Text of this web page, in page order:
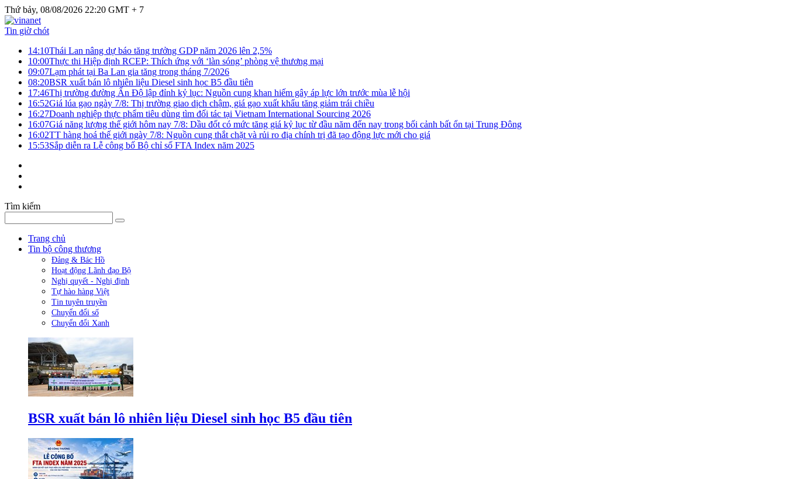
Thứ bảy, 08/08/2026 22:20 GMT + 7
Tin giờ chót
14:10Thái Lan nâng dự báo tăng trưởng GDP năm 2026 lên 2,5%
10:00Thực thi Hiệp định RCEP: Thích ứng với ‘làn sóng’ phòng vệ thương mại
09:07Lạm phát tại Ba Lan gia tăng trong tháng 7/2026
08:20BSR xuất bán lô nhiên liệu Diesel sinh học B5 đầu tiên
17:46Thị trường đường Ấn Độ lập đỉnh kỷ lục: Nguồn cung khan hiếm gây áp lực lớn trước mùa lễ hội
16:52Giá lúa gạo ngày 7/8: Thị trường giao dịch chậm, giá gạo xuất khẩu tăng giảm trái chiều
16:27Doanh nghiệp thực phẩm tiêu dùng tìm đối tác tại Vietnam International Sourcing 2026
16:07Giá năng lượng thế giới hôm nay 7/8: Dầu đốt có mức tăng giá kỷ lục từ đầu năm đến nay trong bối cảnh bất ổn tại Trung Đông
16:02TT hàng hoá thế giới ngày 7/8: Nguồn cung thắt chặt và rủi ro địa chính trị đã tạo động lực mới cho giá
15:53Sắp diễn ra Lễ công bố Bộ chỉ số FTA Index năm 2025
Tìm kiếm
Trang chủ
Tin bộ công thương
Đảng & Bác Hồ
Hoạt động Lãnh đạo Bộ
Nghị quyết - Nghị định
Tự hào hàng Việt
Tin tuyên truyền
Chuyển đổi số
Chuyển đổi Xanh
BSR xuất bán lô nhiên liệu Diesel sinh học B5 đầu tiên